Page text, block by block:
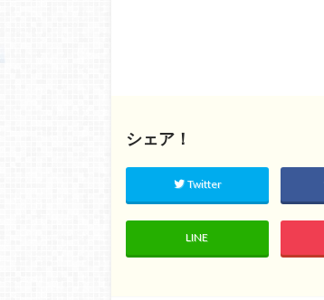
シェア！
Twitter
LINE